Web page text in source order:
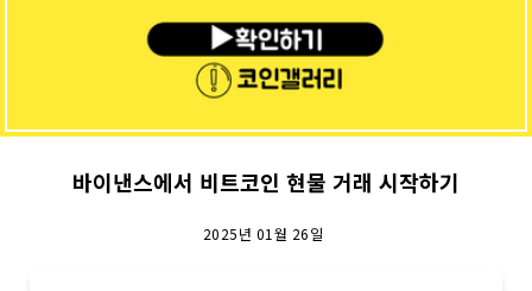
바이낸스에서 비트코인 현물 거래 시작하기
2025년 01월 26일